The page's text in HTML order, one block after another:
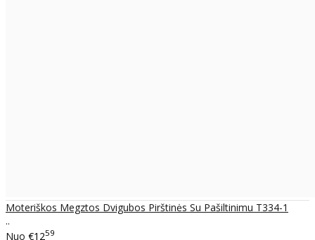
Moteriškos Megztos Dvigubos Pirštinės Su Pašiltinimu T334-1
..
Nuo €1259